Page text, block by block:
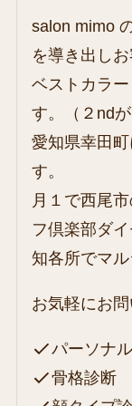
salon mimo
を導き出し
ベストカラ
す。（２nd
愛知県幸田
す。
月１で西尾
フ倶楽部ダ
知各所でマル
お気軽にお問
パーソナ
骨格診断